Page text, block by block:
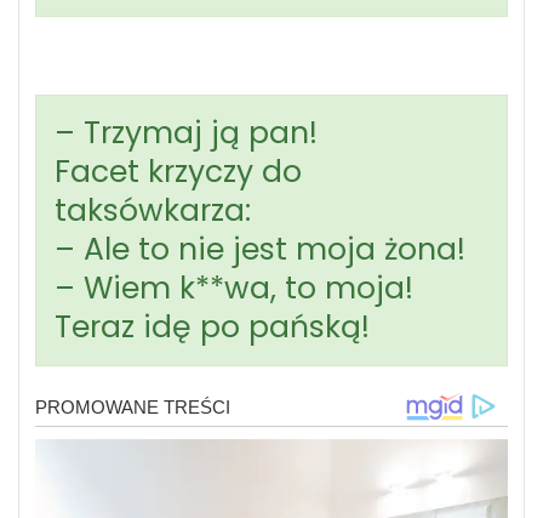
– Trzymaj ją pan!
Facet krzyczy do
taksówkarza:
– Ale to nie jest moja żona!
– Wiem k**wa, to moja!
Teraz idę po pańską!